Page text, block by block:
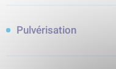
Pulvérisation